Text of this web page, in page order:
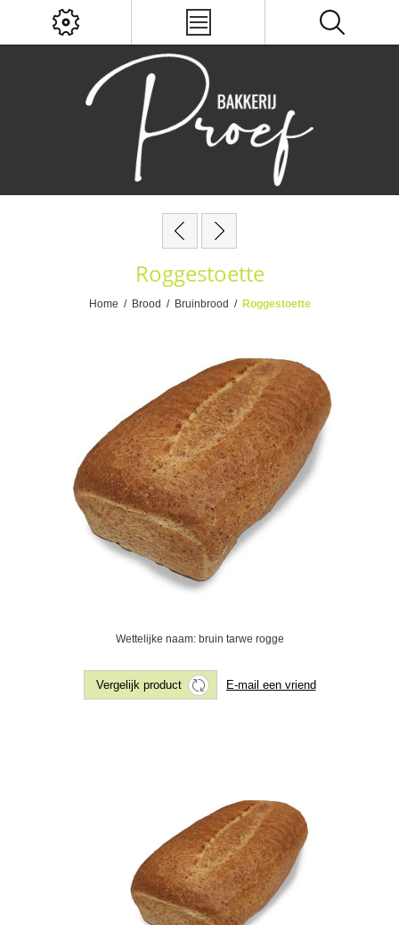
Roggestoette
Home / Brood / Bruinbrood / Roggestoette
Wettelijke naam: bruin tarwe rogge